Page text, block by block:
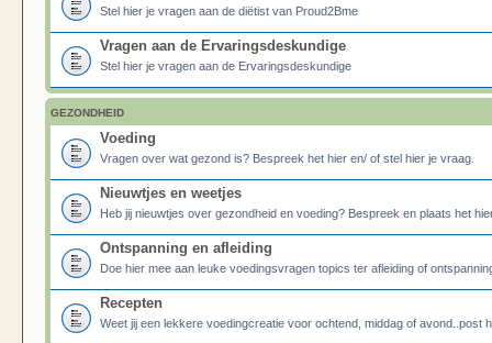
Stel hier je vragen aan de diëtist van Proud2Bme
Vragen aan de Ervaringsdeskundige
Stel hier je vragen aan de Ervaringsdeskundige
GEZONDHEID
Voeding
Vragen over wat gezond is? Bespreek het hier en/ of stel hier je vraag.
Nieuwtjes en weetjes
Heb jij nieuwtjes over gezondheid en voeding? Bespreek en plaats het
Ontspanning en afleiding
Doe hier mee aan leuke voedingsvragen topics ter afleiding of
Recepten
Weet jij een lekkere voedingcreatie voor ochtend, middag of avond..post